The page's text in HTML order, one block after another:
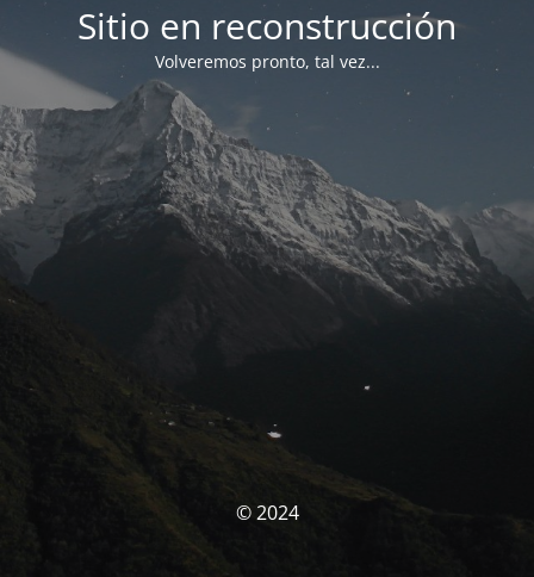
Sitio en reconstrucción
Volveremos pronto, tal vez...
© 2024